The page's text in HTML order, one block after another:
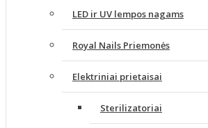
LED ir UV lempos nagams
Royal Nails Priemonės
Elektriniai prietaisai
Sterilizatoriai